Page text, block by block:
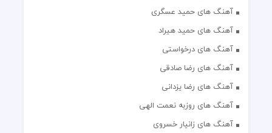
آهنگ های حمید عسگری
آهنگ های حمید هیراد
آهنگ های درخواستی
آهنگ های رضا صادقی
آهنگ های رضا یزدانی
آهنگ های روزبه نعمت الهی
آهنگ های زانیار خسروی